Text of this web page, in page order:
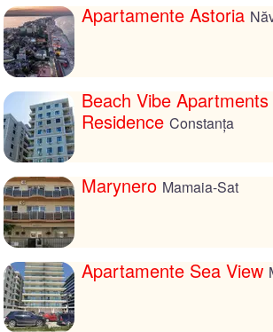
Apartamente Astoria
Beach Vibe Apartments
Residence Constanța
Marynero Mamaia-Sat
Apartamente Sea View